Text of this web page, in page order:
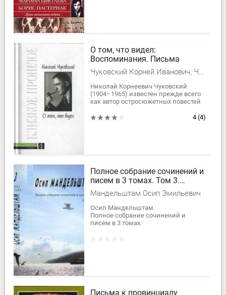
О том, что видел:
Воспоминания. Письма
Чуковский Корней Иванович, Чуковский Николай Корнеевич
Николай Корнеевич Чуковский
(1904–1965) известен прежде всего
как автор остросюжетных повестей
составивших книгу «Водители
4 (4)
Полное собрание сочинений и
писем в 3 томах. Том 3.
Проза. Письма.
Мандельштам Осип Эмильевич
Осип Мандельштам.
Полное собрание сочинений и
писем в 3 томах.
Письма к провинциалу